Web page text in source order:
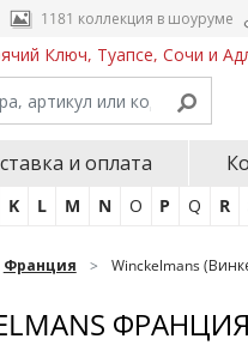
1181 коллекция в шоуруме
Ключ, Туапсе, Сочи и
и оплата
K L M N O P Q R
Франция Winckelmans
ФРАНЦИЯ